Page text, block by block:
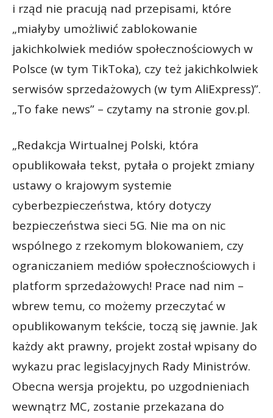
i rząd nie pracują nad przepisami, które
„miałyby umożliwić zablokowanie
jakichkolwiek mediów społecznościowych w
Polsce (w tym TikToka), czy też jakichkolwiek
serwisów sprzedażowych (w tym AliExpress)”.
„To fake news” – czytamy na stronie gov.pl.
„Redakcja Wirtualnej Polski, która
opublikowała tekst, pytała o projekt zmiany
ustawy o krajowym systemie
cyberbezpieczeństwa, który dotyczy
bezpieczeństwa sieci 5G. Nie ma on nic
wspólnego z rzekomym blokowaniem, czy
ograniczaniem mediów społecznościowych i
platform sprzedażowych! Prace nad nim –
wbrew temu, co możemy przeczytać w
opublikowanym tekście, toczą się jawnie. Jak
każdy akt prawny, projekt został wpisany do
wykazu prac legislacyjnych Rady Ministrów.
Obecna wersja projektu, po uzgodnieniach
wewnątrz MC, zostanie przekazana do